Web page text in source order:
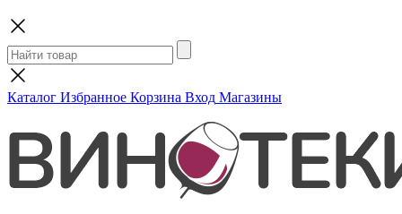
Каталог Избранное Корзина Вход Магазины